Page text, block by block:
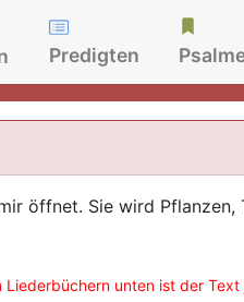
Predigten
öffnet. Sie wird Pflanzen,
unten ist der